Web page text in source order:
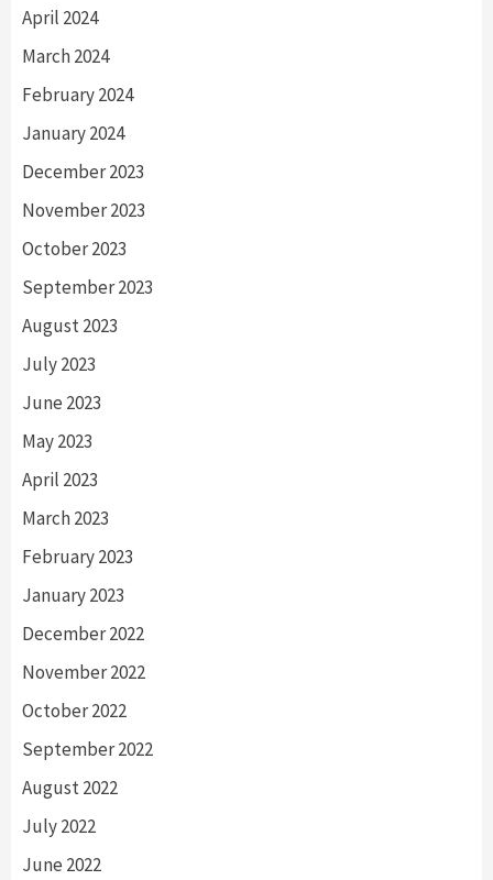
April 2024
March 2024
February 2024
January 2024
December 2023
November 2023
October 2023
September 2023
August 2023
July 2023
June 2023
May 2023
April 2023
March 2023
February 2023
January 2023
December 2022
November 2022
October 2022
September 2022
August 2022
July 2022
June 2022